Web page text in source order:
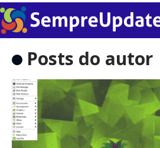
Posts do autor